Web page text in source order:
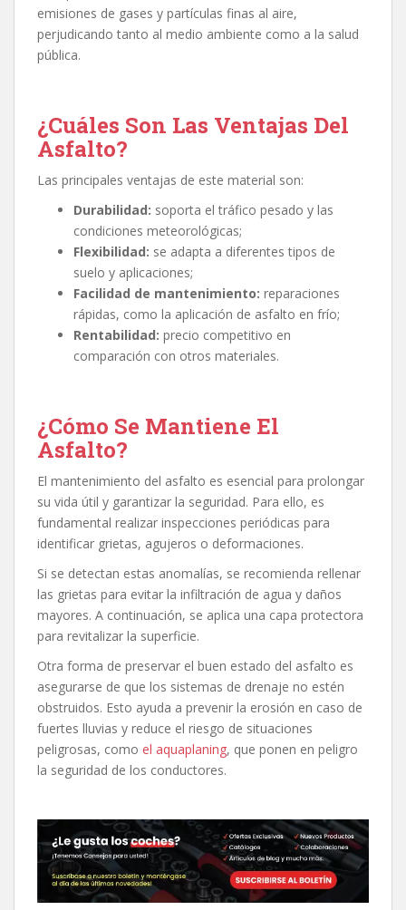
emisiones de gases y partículas finas al aire,
perjudicando tanto al medio ambiente como a la salud
pública.
¿Cuáles Son Las Ventajas Del
Asfalto?
Las principales ventajas de este material son:
Durabilidad: soporta el tráfico pesado y las
condiciones meteorológicas;
Flexibilidad: se adapta a diferentes tipos de
suelo y aplicaciones;
Facilidad de mantenimiento: reparaciones
rápidas, como la aplicación de asfalto en frío;
Rentabilidad: precio competitivo en
comparación con otros materiales.
¿Cómo Se Mantiene El
Asfalto?
El mantenimiento del asfalto es esencial para prolongar
su vida útil y garantizar la seguridad. Para ello, es
fundamental realizar inspecciones periódicas para
identificar grietas, agujeros o deformaciones.
Si se detectan estas anomalías, se recomienda rellenar
las grietas para evitar la infiltración de agua y daños
mayores. A continuación, se aplica una capa protectora
para revitalizar la superficie.
Otra forma de preservar el buen estado del asfalto es
asegurarse de que los sistemas de drenaje no estén
obstruidos. Esto ayuda a prevenir la erosión en caso de
fuertes lluvias y reduce el riesgo de situaciones
peligrosas, como el aquaplaning, que ponen en peligro
la seguridad de los conductores.